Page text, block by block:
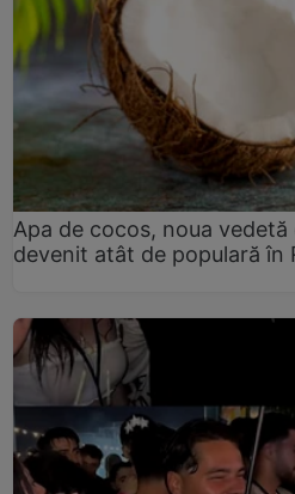
Apa de cocos, noua
devenit atât de populară în